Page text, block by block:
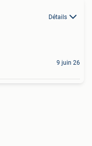
Détails
9 juin 26